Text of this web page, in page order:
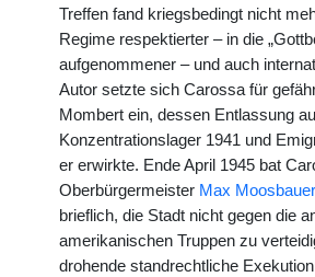
Treffen fand kriegsbedingt nicht
Regime respektierter – in die
aufgenommener – und auch
Autor setzte sich Carossa für
Mombert ein, dessen Entlassung
Konzentrationslager 1941 und
er erwirkte. Ende April 1945 bat
Oberbürgermeister Max
brieflich, die Stadt nicht gegen die
amerikanischen Truppen zu
drohende standrechtliche